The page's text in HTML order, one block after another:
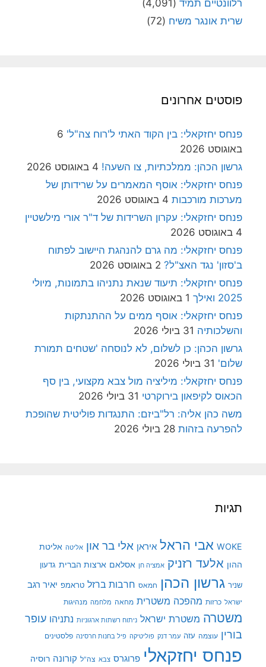
רלוונטיים תמיד (4,091)
שרית אונגר משיח (72)
פוסטים אחרונים
פנחס יחזקאלי: בין הקוד האתי ל'רוח צה"ל' 6
באוגוסט 2026
גרשון הכהן: ממלכתיות, צו השעה! 4 באוגוסט 2026
פנחס יחזקאלי: אוסף המאמרים על שרידותן של
מערכות מורכבות 4 באוגוסט 2026
פנחס יחזקאלי: עקרון השרידות של ד"ר אורי מילשטיין
4 באוגוסט 2026
פנחס יחזקאלי: מה גרם להנהגת היישוב לפתוח
ב'סזון' נגד האצ"ל? 2 באוגוסט 2026
פנחס יחזקאלי: תיעוד שנאת נתניהו בתמונות, מיולי
2025 ואילך
1 באוגוסט 2026
פנחס יחזקאלי: אוסף ממים על ההתנתקות
והשלכותיה 31 ביולי 2026
גרשון הכהן: כן לשלום, לא לנוסחה 'שטחים תמורת
שלום' 31 ביולי 2026
פנחס יחזקאלי: מיליציה מול צבא מקצועי, בין סף
הכאוס לקיפאון בירוקרטי 31 ביולי 2026
משה כהן אליה: רל"ביזם: התנגדות פוליטית שהופכת
להפרעה בזהות 28 ביולי 2026
תגיות
WOKE אבי הראל איראן אלי בר און אליטה אליטת
ההון אלעד רזניק אמציה חן אסלאם ארצות הברית גדעון
שניר גרשון הכהן חמאס חרבות ברזל טראמפ יאיר רגב
ישראל כרזות מהפכה משטרית מחאה מלחמה מנהיגות
משטרה משטרת ישראל ניתוח רשתות ארגוניות נתניהו עופר
בורין עוצמה עזה עמר דנק פוליטיקה פיל בחנות חרסינה פלסטינים
פנחס יחזקאלי פרוגרס צבא צה"ל קורונה רוסיה